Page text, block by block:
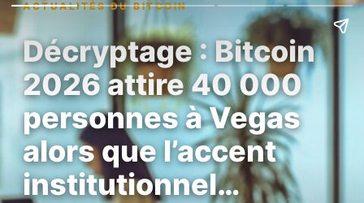
ACTUALITÉS DU BITCOIN
Décryptage : Bitcoin
2026 attire 40 000
personnes à Vegas
alors que l’accent
institutionnel…